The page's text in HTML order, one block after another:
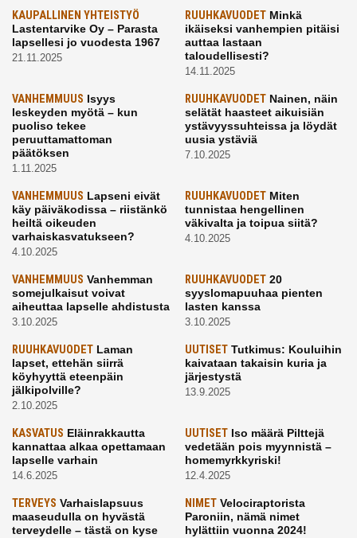
KAUPALLINEN YHTEISTYÖ
Lastentarvike Oy – Parasta
lapsellesi jo vuodesta 1967
21.11.2025
RUUHKAVUODETMinkä
ikäiseksi vanhempien pitäisi
auttaa lastaan
taloudellisesti?
14.11.2025
VANHEMMUUS Isyys
leskeyden myötä – kun
puoliso tekee
peruuttamattoman
päätöksen
1.11.2025
RUUHKAVUODETNainen, näin
selätät haasteet aikuisiän
ystävyyssuhteissa ja löydät
uusia ystäviä
7.10.2025
VANHEMMUUS Lapseni eivät
käy päiväkodissa – riistänkö
heiltä oikeuden
varhaiskasvatukseen?
4.10.2025
RUUHKAVUODETMiten
tunnistaa hengellinen
väkivalta ja toipua siitä?
4.10.2025
VANHEMMUUS Vanhemman
somejulkaisut voivat
aiheuttaa lapselle ahdistusta
3.10.2025
RUUHKAVUODET20
syyslomapuuhaa pienten
lasten kanssa
3.10.2025
RUUHKAVUODET Laman
lapset, ettehän siirrä
köyhyyttä eteenpäin
jälkipolville?
2.10.2025
UUTISETTutkimus: Kouluihin
kaivataan takaisin kuria ja
järjestystä
13.9.2025
KASVATUS Eläinrakkautta
kannattaa alkaa opettamaan
lapselle varhain
14.6.2025
UUTISETIso määrä Pilttejä
vedetään pois myynnistä –
homemyrkkyriski!
12.4.2025
TERVEYS Varhaislapsuus
maaseudulla on hyvästä
terveydelle – tästä on kyse
NIMETVelociraptorista
Paroniin, nämä nimet
hylättiin vuonna 2024!